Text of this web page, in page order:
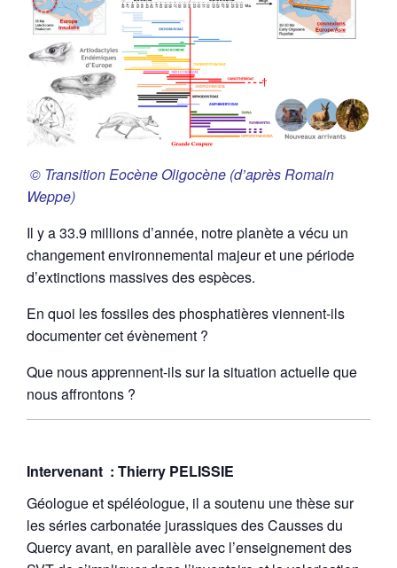
© Transition Eocène Oligocène (d’après Romain
Weppe)
Il y a 33.9 millions d’année, notre planète a vécu un
changement environnemental majeur et une période
d’extinctions massives des espèces.
En quoi les fossiles des phosphatières viennent-ils
documenter cet évènement ?
Que nous apprennent-ils sur la situation actuelle que
nous affrontons ?
Intervenant : Thierry PELISSIE
Géologue et spéléologue, il a soutenu une thèse sur
les séries carbonatée jurassiques des Causses du
Quercy avant, en parallèle avec l’enseignement des